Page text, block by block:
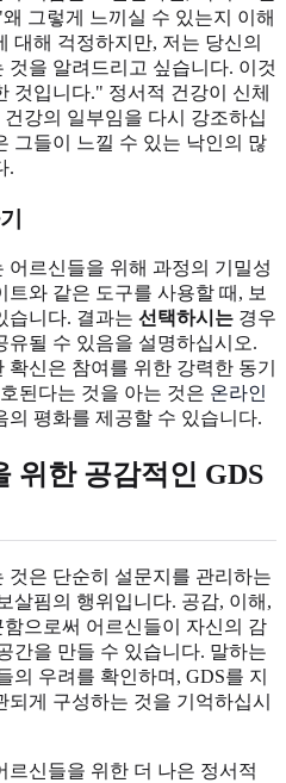
그렇게 느끼실 수 있는지 이해
대해 걱정하지만, 저는 당신의
것을 알려드리고 싶습니다. 이것
것입니다." 정서적 건강이 신체
강의 일부임을 다시 강조하십
그들이 느낄 수 있는 낙인의 많
.
어르신들을 위해 과정의 기밀성
와 같은 도구를 사용할 때, 보
습니다. 결과는 선택하시는 경우
유될 수 있음을 설명하십시오.
신은 참여를 위한 강력한 동기
된다는 것을 아는 것은 온라인
의 평화를 제공할 수 있습니다.
위한 공감적인 GDS
것은 단순히 설문지를 관리하는
살핌의 행위입니다. 공감, 이해,
으로써 어르신들이 자신의 감
간을 만들 수 있습니다. 말하는
의 우려를 확인하며, GDS를 지
게 구성하는 것을 기억하십시
신들을 위한 더 나은 정서적